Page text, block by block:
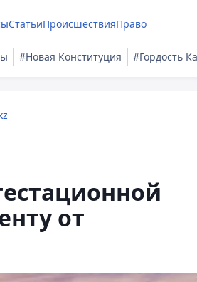
СтатьиПроисшествияПраво
#Новая Конституция #Гордость
от